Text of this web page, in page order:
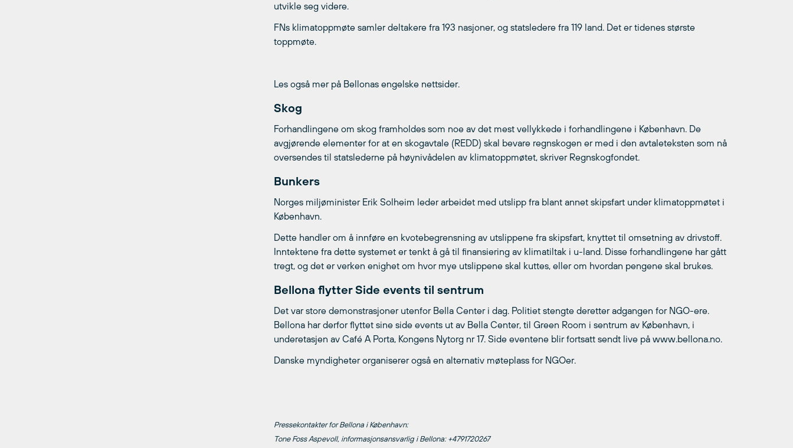
utvikle seg videre.
FNs klimatoppmøte samler deltakere fra 193 nasjoner, og statsledere fra 119 land. Det er tidenes største
toppmøte.
Les også mer på Bellonas engelske nettsider.
Skog
Forhandlingene om skog framholdes som noe av det mest vellykkede i forhandlingene i København. De
avgjørende elementer for at en skogavtale (REDD) skal bevare regnskogen er med i den avtaleteksten som nå
oversendes til statslederne på høynivådelen av klimatoppmøtet, skriver Regnskogfondet.
Bunkers
Norges miljøminister Erik Solheim leder arbeidet med utslipp fra blant annet skipsfart under klimatoppmøtet i
København.
Dette handler om å innføre en kvotebegrensning av utslippene fra skipsfart, knyttet til omsetning av drivstoff.
Inntektene fra dette systemet er tenkt å gå til finansiering av klimatiltak i u-land. Disse forhandlingene har gått
tregt, og det er verken enighet om hvor mye utslippene skal kuttes, eller om hvordan pengene skal brukes.
Bellona flytter Side events til sentrum
Det var store demonstrasjoner utenfor Bella Center i dag. Politiet stengte deretter adgangen for NGO-ere.
Bellona har derfor flyttet sine side events ut av Bella Center, til Green Room i sentrum av København, i
underetasjen av Café A Porta, Kongens Nytorg nr 17. Side eventene blir fortsatt sendt live på www.bellona.no.
Danske myndigheter organiserer også en alternativ møteplass for NGOer.
Pressekontakter for Bellona i København:
Tone Foss Aspevoll, informasjonsansvarlig i Bellona: +4791720267